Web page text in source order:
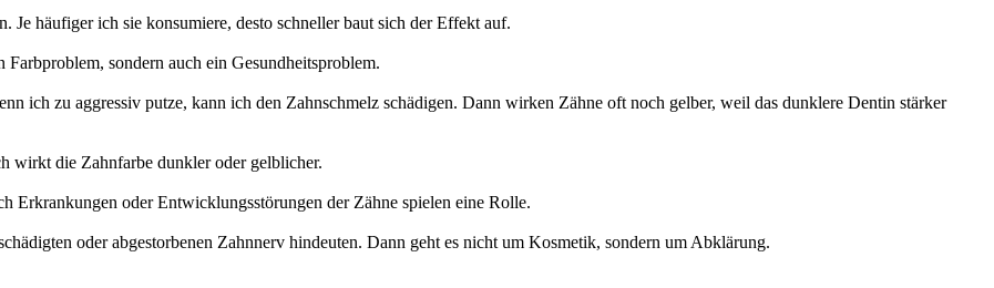
Je häufiger ich sie konsumiere, desto schneller baut sich der Effekt auf.
sondern auch ein Gesundheitsproblem.
ich zu aggressiv putze, kann ich den Zahnschmelz schädigen. Dann wirken Zähne oft noch gelber, weil das dunklere Dentin stärker
wirkt die Zahnfarbe dunkler oder gelblicher.
Erkrankungen oder Entwicklungsstörungen der Zähne spielen eine Rolle.
oder abgestorbenen Zahnnerv hindeuten. Dann geht es nicht um Kosmetik, sondern um Abklärung.